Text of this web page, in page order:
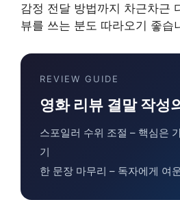
감정 전달 방법까지 차근차근
뷰를 쓰는 분도 따라오기 좋습
REVIEW GUIDE
영화 리뷰 결말 작성
스포일러 수위 조절 – 핵심은
기
한 문장 마무리 – 독자에게 여